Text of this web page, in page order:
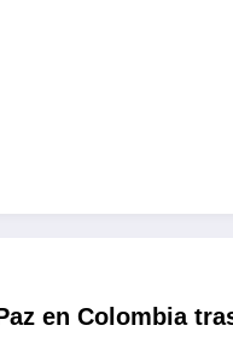
en Colombia